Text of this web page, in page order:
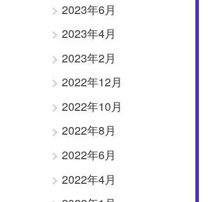
2023年6月
2023年4月
2023年2月
2022年12月
2022年10月
2022年8月
2022年6月
2022年4月